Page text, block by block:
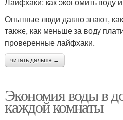
Опытные люди давно знают,
также, как меньше за воду
проверенные лайфхаки.
читать дальше →
Экономия воды в
каждой комнаты